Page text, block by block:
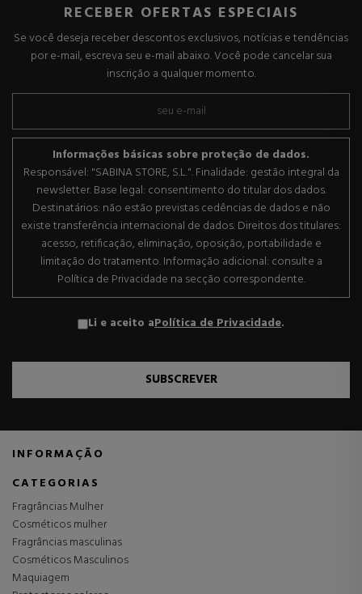
RECEBER OFERTAS ESPECIAIS
Se você deseja receber descontos exclusivos, notícias e tendências
por e-mail, escreva seu e-mail abaixo. Você pode cancelar sua
inscrição a qualquer momento.
Informações básicas sobre proteção de dados.
Responsável: "SABINA STORE, S.L.". Finalidade: gestão integral da
newsletter. Base legal: consentimento do titular dos dados.
Destinatários: não estão previstas cedências de dados e não
existe transferência internacional de dados. Direitos dos titulares:
acesso, retificação, eliminação, oposição, portabilidade e
limitação do tratamento. Informação adicional: consulte a
Política de Privacidade na secção correspondente.
Li e aceito aPolítica de Privacidade.
SUBSCREVER
INFORMAÇÃO
CATEGORIAS
Fragrâncias Mulher
Cosméticos mulher
Fragrâncias masculinas
Cosméticos Masculinos
Maquiagem